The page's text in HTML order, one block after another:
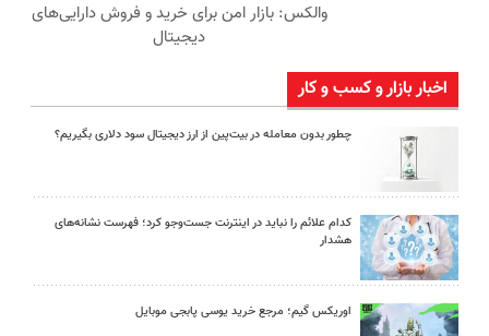
والکس: بازار امن برای خرید و فروش دارایی‌های
دیجیتال
اخبار بازار و کسب و کار
چطور بدون معامله در بیت‌پین از ارز دیجیتال سود دلاری بگیریم؟
کدام علائم را نباید در اینترنت جست‌وجو کرد؛ فهرست نشانه‌های
هشدار
اوریکس گیم؛ مرجع خرید یوسی پابجی موبایل